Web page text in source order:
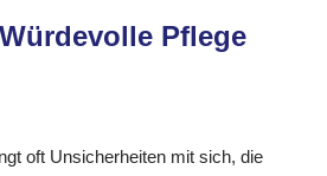
Pflege
oft Unsicherheiten mit sich, die